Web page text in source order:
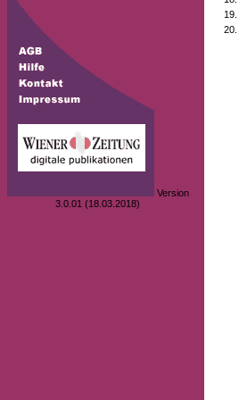
Version
3.0.01 (18.03.2018)